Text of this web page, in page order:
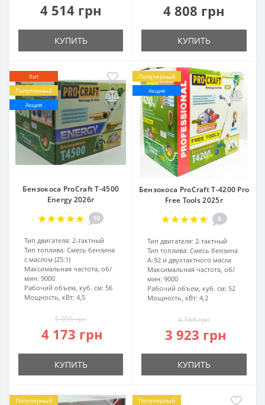
4 514 грн
КУПИТЬ
4 808 грн
КУПИТЬ
Хит
Популярный
Акция
Бензокоса ProCraft T-4500
Energy 2026г
10
Тип двигателя: 2-тактный
Тип топлива: Смесь бензина
с маслом (25:1)
Максимальная частота, об/
мин: 9000
Рабочий объем, куб. см: 56
Мощность, кВт: 4,5
5 055 грн
4 173 грн
КУПИТЬ
Популярный
Акция
Бензокоса ProCraft T-4200 Pro
Free Tools 2025г
8
Тип двигателя: 2-тактный
Тип топлива: Смесь бензина
А-92 и двухтактного масла
Максимальная частота, об/
мин: 9000
Рабочий объем, куб. см: 52
Мощность, кВт: 4,2
4 168 грн
3 923 грн
КУПИТЬ
Популярный
Популярный